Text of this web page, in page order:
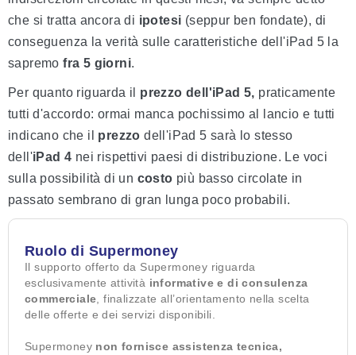
che si tratta ancora di ipotesi (seppur ben fondate), di
conseguenza la verità sulle caratteristiche dell'iPad 5 la
sapremofra 5 giorni.
Per quanto riguarda il prezzo dell'iPad 5, praticamente
tutti d'accordo: ormai manca pochissimo al lancio e tutti
indicano che il prezzo dell'iPad 5 sarà lo stesso
dell'iPad 4 nei rispettivi paesi di distribuzione. Le voci
sulla possibilità di un costo più basso circolate in
passato sembrano di gran lunga poco probabili.
Ruolo di Supermoney
Il supporto offerto da Supermoney riguarda
esclusivamente attività informative e di consulenza
commerciale , finalizzate all’orientamento nella scelta
delle offerte e dei servizi disponibili.
Supermoney non fornisce assistenza tecnica,